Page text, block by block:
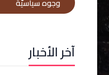
آخر الأخبار